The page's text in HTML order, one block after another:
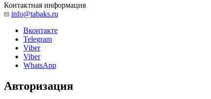
Контактная информация
info@tabaks.ru
Вконтакте
Telegram
Viber
Viber
WhatsApp
Авторизация